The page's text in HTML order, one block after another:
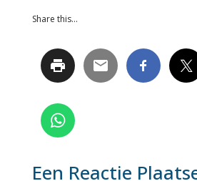
Share this...
Een Reactie